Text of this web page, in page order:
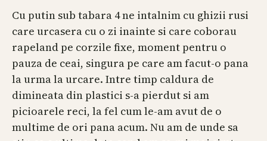
Cu putin sub tabara 4 ne intalnim cu ghizii rusi
care urcasera cu o zi inainte si care coborau
rapeland pe corzile fixe, moment pentru o
pauza de ceai, singura pe care am facut-o pana
la urma la urcare. Intre timp caldura de
dimineata din plastici s-a pierdut si am
picioarele reci, la fel cum le-am avut de o
multime de ori pana acum. Nu am de unde sa